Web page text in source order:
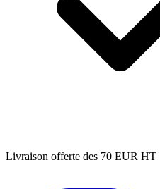
Livraison offerte des 70 EUR HT